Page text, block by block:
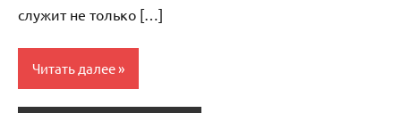
служит не только […]
Читать далее